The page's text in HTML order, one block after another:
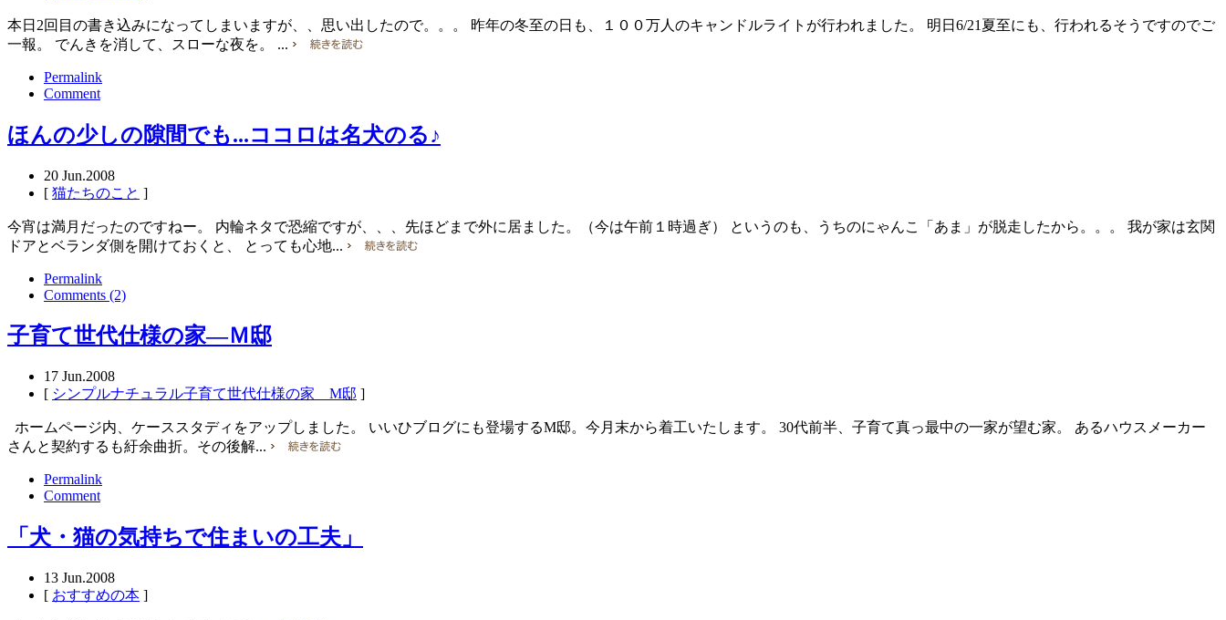
本日2回目の書き込みになってしまいますが、、思い出したので。。。 昨年の冬至の日も、１００万人のキャンドルライトが行われました。 明日6/21夏至にも、行われるそうですのでご
一報。 でんきを消して、スローな夜を。 ...
Permalink
Comment
ほんの少しの隙間でも...ココロは名犬のる♪
20 Jun.2008
[ 猫たちのこと ]
今宵は満月だったのですねー。 内輪ネタで恐縮ですが、、、先ほどまで外に居ました。（今は午前１時過ぎ） というのも、うちのにゃんこ「あま」が脱走したから。。。 我が家は玄関
ドアとベランダ側を開けておくと、 とっても心地...
Permalink
Comments (2)
子育て世代仕様の家―Ｍ邸
17 Jun.2008
[ シンプルナチュラル子育て世代仕様の家 M邸 ]
ホームページ内、ケーススタディをアップしました。 いいひブログにも登場するM邸。今月末から着工いたします。 30代前半、子育て真っ最中の一家が望む家。 あるハウスメーカー
さんと契約するも紆余曲折。その後解...
Permalink
Comment
「犬・猫の気持ちで住まいの工夫」
13 Jun.2008
[ おすすめの本 ]